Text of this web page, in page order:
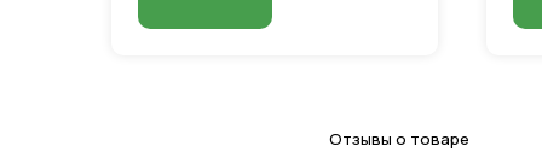
Отзывы о товаре